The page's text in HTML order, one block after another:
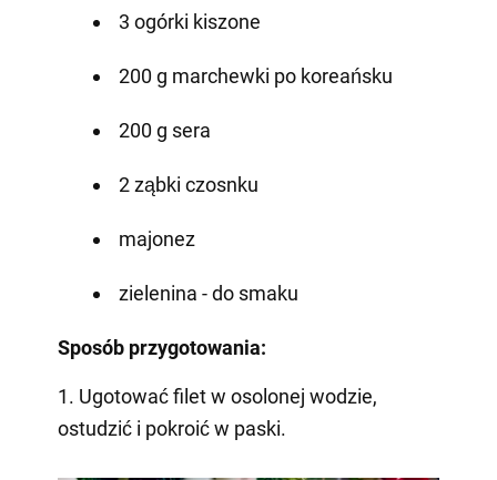
3 ogórki kiszone
200 g marchewki po koreańsku
200 g sera
2 ząbki czosnku
majonez
zielenina - do smaku
Sposób przygotowania:
1. Ugotować filet w osolonej wodzie,
ostudzić i pokroić w paski.